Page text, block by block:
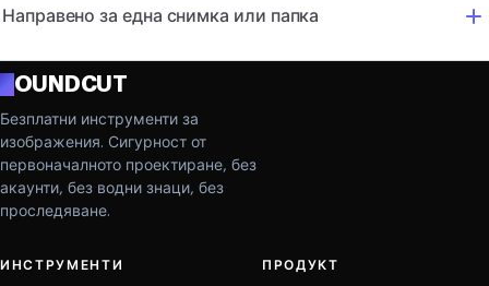
Направено за една снимка или папка
ROUNDCUT
Безплатни инструменти за
изображения. Сигурност от
первоначалното проектиране, без
акаунти, без водни знаци, без
проследяване.
ИНСТРУМЕНТИ ПРОДУКТ